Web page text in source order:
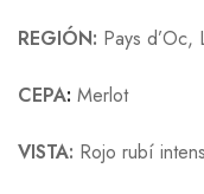
REGIÓN: Pays d’Oc,
CEPA: Merlot
VISTA: Rojo rubí